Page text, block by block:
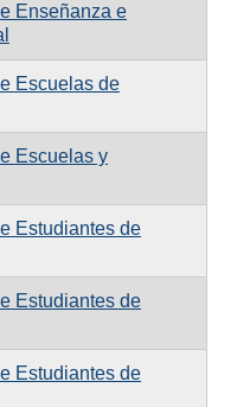
Enseñanza e
Escuelas de
Escuelas y
Estudiantes de
Estudiantes de
Estudiantes de